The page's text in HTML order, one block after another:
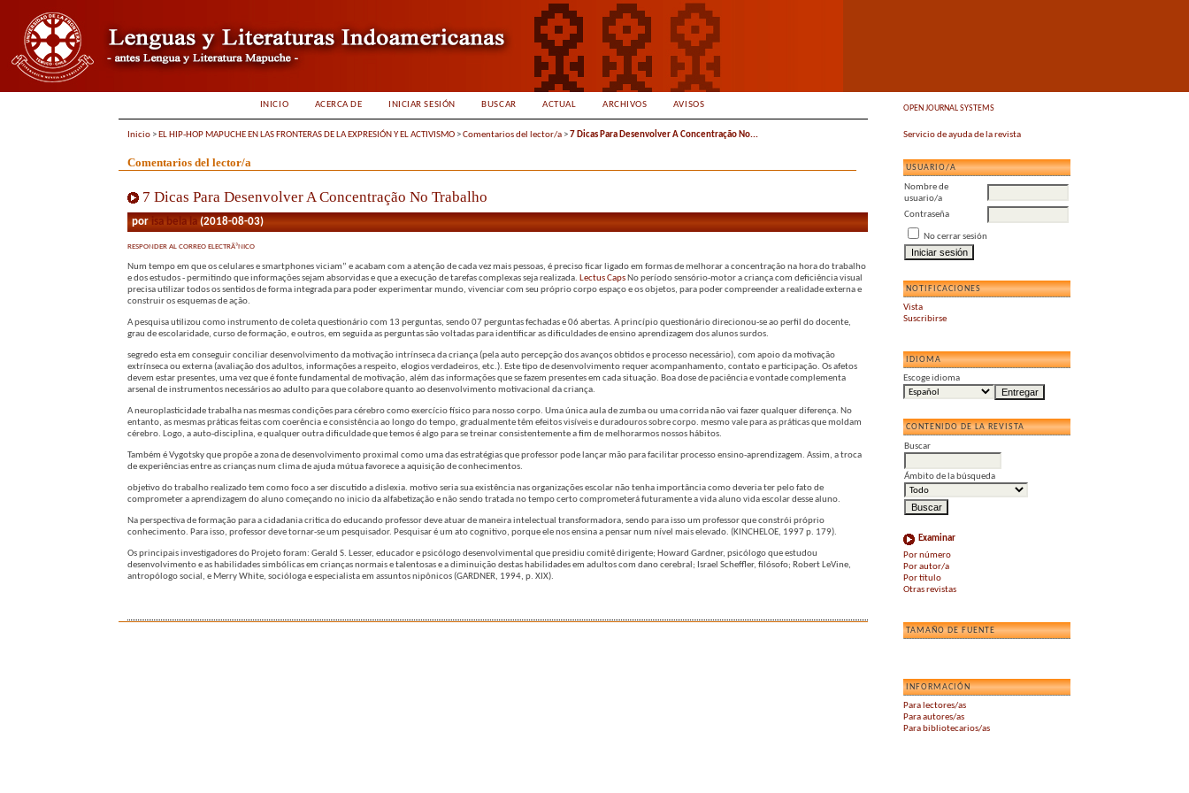
OPEN JOURNAL SYSTEMS
Servicio de ayuda de la revista
USUARIO/A
Nombre de
usuario/a
Contraseña
No cerrar sesión
NOTIFICACIONES
Vista
Suscribirse
IDIOMA
Escoge idioma
CONTENIDO DE LA REVISTA
Buscar
Ámbito de la búsqueda
Examinar
Por número
Por autor/a
Por título
Otras revistas
TAMAÑO DE FUENTE
INFORMACIÓN
Para lectores/as
Para autores/as
Para bibliotecarios/as
INICIO ACERCA DE INICIAR SESIÓN BUSCAR ACTUAL ARCHIVOS AVISOS
Inicio > EL HIP-HOP MAPUCHE EN LAS FRONTERAS DE LA EXPRESIÓN Y EL ACTIVISMO >Comentarios del lector/a > 7 Dicas Para Desenvolver A Concentração No...
Comentarios del lector/a
7 Dicas Para Desenvolver A Concentração No Trabalho
por isa bela la(2018-08-03)
RESPONDER AL CORREO ELECTRÃ³NICO
Num tempo em que os celulares e smartphones viciam” e acabam com a atenção de cada vez mais pessoas, é preciso ficar ligado em formas de melhorar a concentração na hora do trabalho
e dos estudos - permitindo que informações sejam absorvidas e que a execução de tarefas complexas seja realizada. Lectus Caps No período sensório-motor a criança com deficiência visual
precisa utilizar todos os sentidos de forma integrada para poder experimentar mundo, vivenciar com seu próprio corpo espaço e os objetos, para poder compreender a realidade externa e
construir os esquemas de ação.
A pesquisa utilizou como instrumento de coleta questionário com 13 perguntas, sendo 07 perguntas fechadas e 06 abertas. A princípio questionário direcionou-se ao perfil do docente,
grau de escolaridade, curso de formação, e outros, em seguida as perguntas são voltadas para identificar as dificuldades de ensino aprendizagem dos alunos surdos.
segredo esta em conseguir conciliar desenvolvimento da motivação intrínseca da criança (pela auto percepção dos avanços obtidos e processo necessário), com apoio da motivação
extrínseca ou externa (avaliação dos adultos, informações a respeito, elogios verdadeiros, etc.). Este tipo de desenvolvimento requer acompanhamento, contato e participação. Os afetos
devem estar presentes, uma vez que é fonte fundamental de motivação, além das informações que se fazem presentes em cada situação. Boa dose de paciência e vontade complementa
arsenal de instrumentos necessários ao adulto para que colabore quanto ao desenvolvimento motivacional da criança.
A neuroplasticidade trabalha nas mesmas condições para cérebro como exercício físico para nosso corpo. Uma única aula de zumba ou uma corrida não vai fazer qualquer diferença. No
entanto, as mesmas práticas feitas com coerência e consistência ao longo do tempo, gradualmente têm efeitos visíveis e duradouros sobre corpo. mesmo vale para as práticas que moldam
cérebro. Logo, a auto-disciplina, e qualquer outra dificuldade que temos é algo para se treinar consistentemente a fim de melhorarmos nossos hábitos.
Também é Vygotsky que propõe a zona de desenvolvimento proximal como uma das estratégias que professor pode lançar mão para facilitar processo ensino-aprendizagem. Assim, a troca
de experiências entre as crianças num clima de ajuda mútua favorece a aquisição de conhecimentos.
objetivo do trabalho realizado tem como foco a ser discutido a dislexia. motivo seria sua existência nas organizações escolar não tenha importância como deveria ter pelo fato de
comprometer a aprendizagem do aluno começando no inicio da alfabetização e não sendo tratada no tempo certo comprometerá futuramente a vida aluno vida escolar desse aluno.
Na perspectiva de formação para a cidadania critica do educando professor deve atuar de maneira intelectual transformadora, sendo para isso um professor que constrói próprio
conhecimento. Para isso, professor deve tornar-se um pesquisador. Pesquisar é um ato cognitivo, porque ele nos ensina a pensar num nível mais elevado. (KINCHELOE, 1997 p. 179).
Os principais investigadores do Projeto foram: Gerald S. Lesser, educador e psicólogo desenvolvimental que presidiu comitê dirigente; Howard Gardner, psicólogo que estudou
desenvolvimento e as habilidades simbólicas em crianças normais e talentosas e a diminuição destas habilidades em adultos com dano cerebral; Israel Scheffler, filósofo; Robert LeVine,
antropólogo social, e Merry White, socióloga e especialista em assuntos nipônicos (GARDNER, 1994, p. XIX).